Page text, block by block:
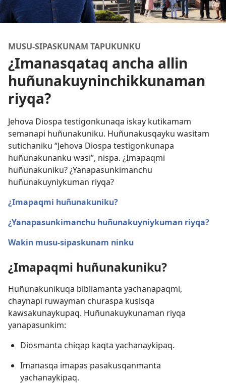
MUSU-SIPASKUNAM TAPUKUNKU
¿Imanasqataq ancha allin
huñunakuyninchikkunaman
riyqa?
Jehova Diospa testigonkunaqa iskay kutikamam
semanapi huñunakuniku. Huñunakusqayku wasitam
sutichaniku “Jehova Diospa testigonkunapa
huñunakunanku wasi”, nispa. ¿Imapaqmi
huñunakuniku? ¿Yanapasunkimanchu
huñunakuyniykuman riyqa?
¿Imapaqmi huñunakuniku?
¿Yanapasunkimanchu huñunakuyniykuman riyqa?
Wakin musu-sipaskunam ninku
¿Imapaqmi huñunakuniku?
Huñunakunikuqa bibliamanta yachanapaqmi,
chaynapi ruwayman churaspa kusisqa
kawsakunaykupaq. Huñunakuykunaman riyqa
yanapasunkim:
Diosmanta chiqap kaqta yachanaykipaq.
Imanasqa imapas pasakusqanmanta
yachanaykipaq.